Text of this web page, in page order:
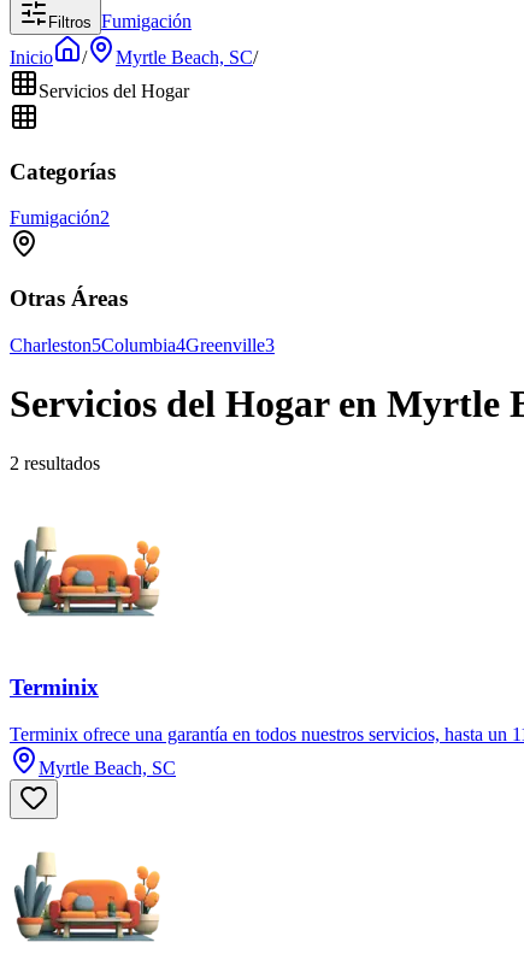
Filtros Fumigación
Inicio
/ Myrtle Beach, SC/
Servicios del Hogar
Categorías
Fumigación2
Otras Áreas
Charleston5Columbia4Greenville3
Servicios del Hogar en Myrtle
2 resultados
Terminix
Terminix ofrece una garantía en todos nuestros servicios, hasta un
Myrtle Beach, SC